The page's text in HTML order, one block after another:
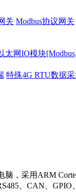
关 Modbus协议网关
太网IO模块
特殊4G RTU数据
，采用ARM
、CAN、